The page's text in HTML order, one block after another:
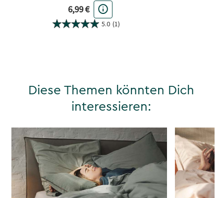
Aktueller Preis
6,99 €
5.0 (1)
Diese Themen könnten Dich
interessieren: